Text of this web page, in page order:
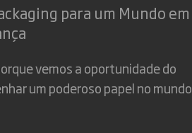
para um Mundo em
vemos a oportunidade do
um poderoso papel no mundo